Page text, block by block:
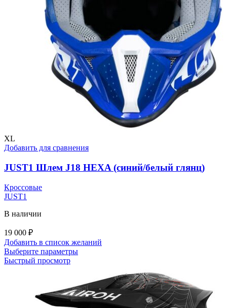
XL
Добавить для сравнения
JUST1 Шлем J18 HEXA (синий/белый глянц)
Кроссовые
JUST1
В наличии
19 000 ₽
Добавить в список желаний
Выберите параметрыЭтот
несколько
вариаций.
Опции
можно
Быстрый просмотр